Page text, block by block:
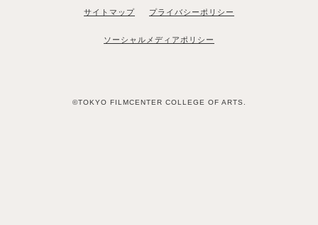
サイトマップ プライバシーポリシー
ソーシャルメディアポリシー
©TOKYO FILMCENTER COLLEGE OF ARTS.